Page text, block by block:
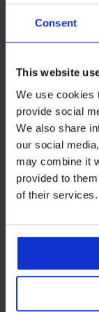
Consent
This website
We use cookies
provide social
We also share
our social
may combine it
provided to
of their services.
BH Marianne
ohne Bügel
48,99 €